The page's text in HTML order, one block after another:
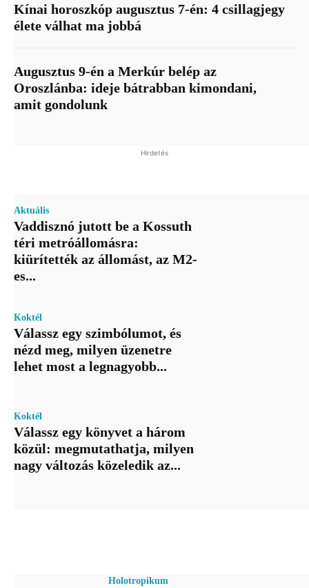
Kínai horoszkóp augusztus 7-én: 4 csillagjegy
élete válhat ma jobbá
Augusztus 9-én a Merkúr belép az
Oroszlánba: ideje bátrabban kimondani,
amit gondolunk
Hirdetés
Aktuális
Vaddisznó jutott be a Kossuth
téri metróállomásra:
kiürítették az állomást, az M2-
es...
Koktél
Válassz egy szimbólumot, és
nézd meg, milyen üzenetre
lehet most a legnagyobb...
Koktél
Válassz egy könyvet a három
közül: megmutathatja, milyen
nagy változás közeledik az...
Holotropikum